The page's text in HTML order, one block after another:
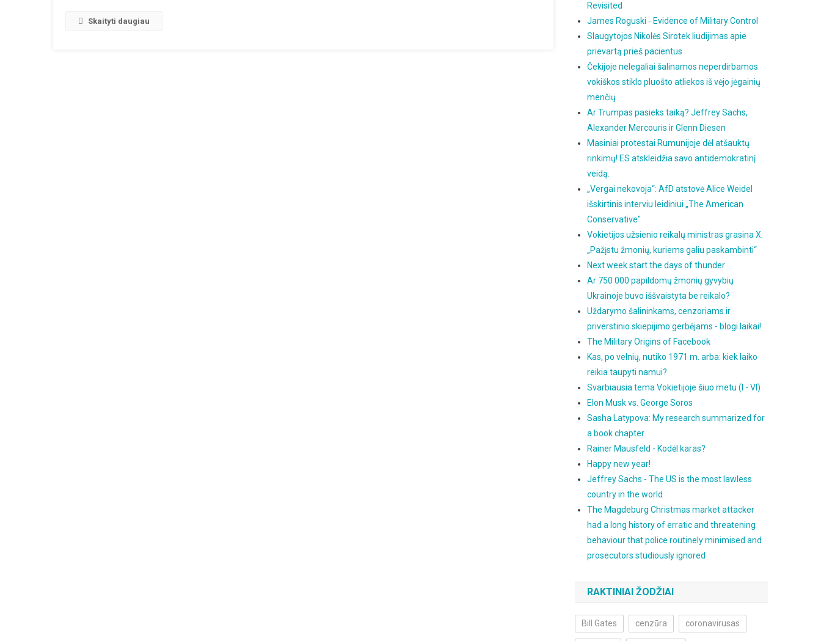
Skaityti daugiau
Revisited
James Roguski - Evidence of Military Control
Slaugytojos Nikolės Sirotek liudijimas apie
prievartą prieš pacientus
Čekijoje nelegaliai šalinamos neperdirbamos
vokiškos stiklo pluošto atliekos iš vėjo jėgainių
menčių
Ar Trumpas pasieks taiką? Jeffrey Sachs,
Alexander Mercouris ir Glenn Diesen
Masiniai protestai Rumunijoje dėl atšauktų
rinkimų! ES atskleidžia savo antidemokratinį
veidą.
„Vergai nekovoja“: AfD atstovė Alice Weidel
išskirtinis interviu leidiniui „The American
Conservative"
Vokietijos užsienio reikalų ministras grasina X:
„Pažįstu žmonių, kuriems galiu paskambinti“
Next week start the days of thunder
Ar 750 000 papildomų žmonių gyvybių
Ukrainoje buvo iššvaistyta be reikalo?
Uždarymo šalininkams, cenzoriams ir
priverstinio skiepijimo gerbėjams - blogi laikai!
The Military Origins of Facebook
Kas, po velnių, nutiko 1971 m. arba: kiek laiko
reikia taupyti namui?
Svarbiausia tema Vokietijoje šiuo metu (I - VI)
Elon Musk vs. George Soros
Sasha Latypova: My research summarized for
a book chapter
Rainer Mausfeld - Kodėl karas?
Happy new year!
Jeffrey Sachs - The US is the most lawless
country in the world
The Magdeburg Christmas market attacker
had a long history of erratic and threatening
behaviour that police routinely minimised and
prosecutors studiously ignored
RAKTINIAI ŽODŽIAI
Bill Gates cenzūra coronavirusas